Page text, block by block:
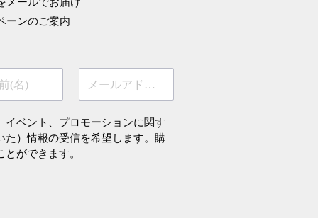
ーンのご案内
(名) メールアドレス
イベント、プロモーションに関す
た）情報の受信を希望します。購
ができます。